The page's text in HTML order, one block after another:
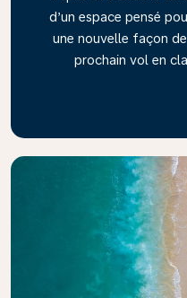
d’un espace pensé
une nouvelle façon
prochain vol en